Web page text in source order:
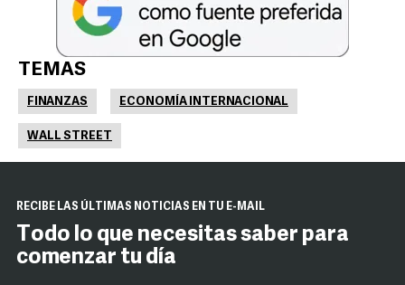
TEMAS
FINANZAS ECONOMÍA INTERNACIONAL
WALL STREET
RECIBE LAS ÚLTIMAS NOTICIAS EN TU E-MAIL
Todo lo que necesitas saber para
comenzar tu día